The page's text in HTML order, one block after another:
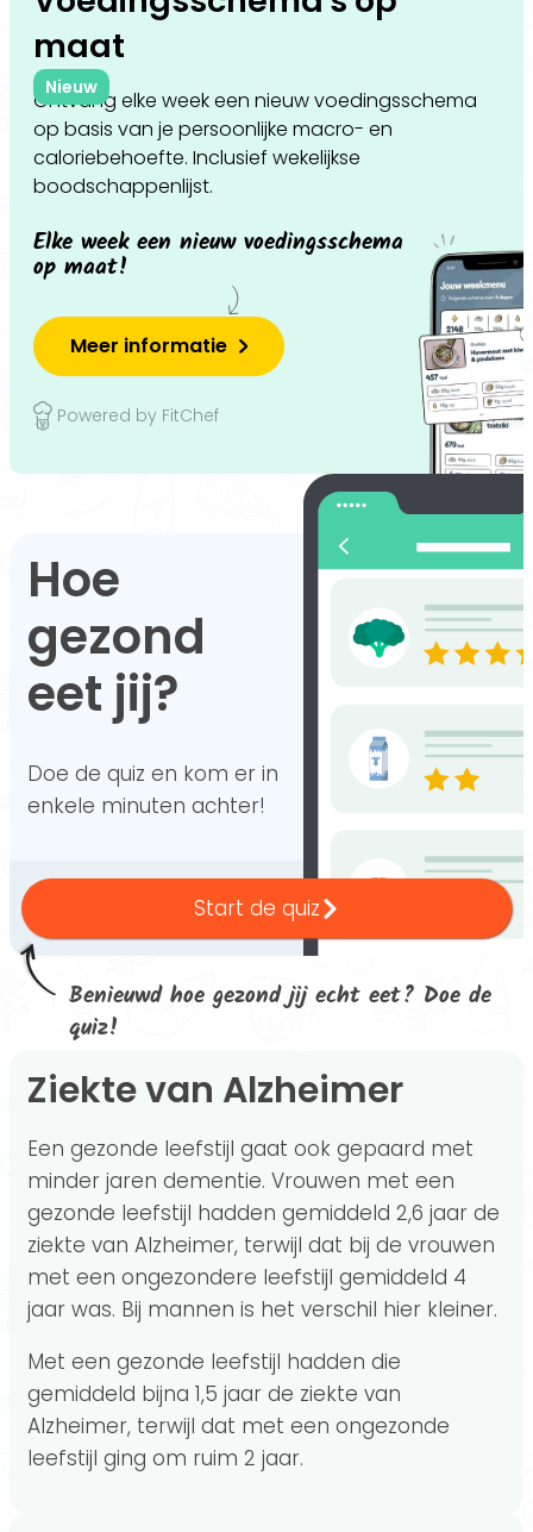
maat
Nieuw
Ontvang elke week een nieuw voedingsschema
op basis van je persoonlijke macro- en
caloriebehoefte. Inclusief wekelijkse
boodschappenlijst.
Elke week een nieuw voedingsschema
op maat!
Meer informatie
Powered by FitChef
Benieuwd hoe gezond jij echt eet? Doe de
quiz!
Hoe
gezond
eet jij?
Doe de quiz en kom er in
enkele minuten achter!
Start de quiz
Ziekte van Alzheimer
Een gezonde leefstijl gaat ook gepaard met
minder jaren dementie. Vrouwen met een
gezonde leefstijl hadden gemiddeld 2,6 jaar de
ziekte van Alzheimer, terwijl dat bij de vrouwen
met een ongezondere leefstijl gemiddeld 4
jaar was. Bij mannen is het verschil hier kleiner.
Met een gezonde leefstijl hadden die
gemiddeld bijna 1,5 jaar de ziekte van
Alzheimer, terwijl dat met een ongezonde
leefstijl ging om ruim 2 jaar.